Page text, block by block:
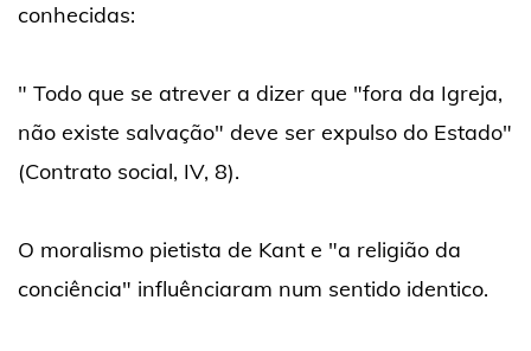
conhecidas:
" Todo que se atrever a dizer que "fora da Igreja,
não existe salvação" deve ser expulso do Estado"
(Contrato social, IV, 8).
O moralismo pietista de Kant e "a religião da
conciência" influênciaram num sentido identico.